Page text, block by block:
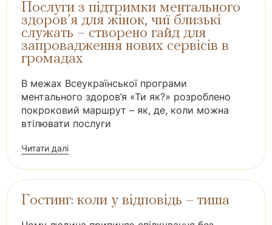
Послуги з підтримки ментального
здоров’я для жінок, чиї близькі
служать – створено гайд для
запровадження нових сервісів в
громадах
В межах Всеукраїнської програми
ментального здоров’я «Ти як?» розроблено
покроковий маршрут – як, де, коли можна
втілювати послуги
Читати далі
Гостинг: коли у відповідь – тиша